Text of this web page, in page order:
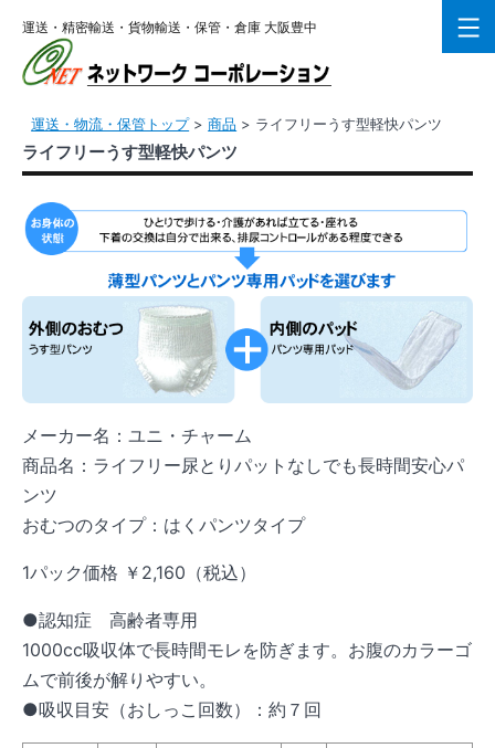
運送・精密輸送・貨物輸送・保管・倉庫 大阪豊中
運送・物流・保管トップ>商品 > ライフリーうす型軽快パンツ
ライフリーうす型軽快パンツ
メーカー名： ユニ・チャーム
商品名： ライフリー尿とりパットなしでも長時間安心パ
ンツ
おむつのタイプ：はくパンツタイプ
1パック価格 ￥2,160 （税込）
●認知症 高齢者専用
1000cc吸収体で長時間モレを防ぎます。お腹のカラーゴ
ムで前後が解りやすい。
●吸収目安（おしっこ回数）：約７回